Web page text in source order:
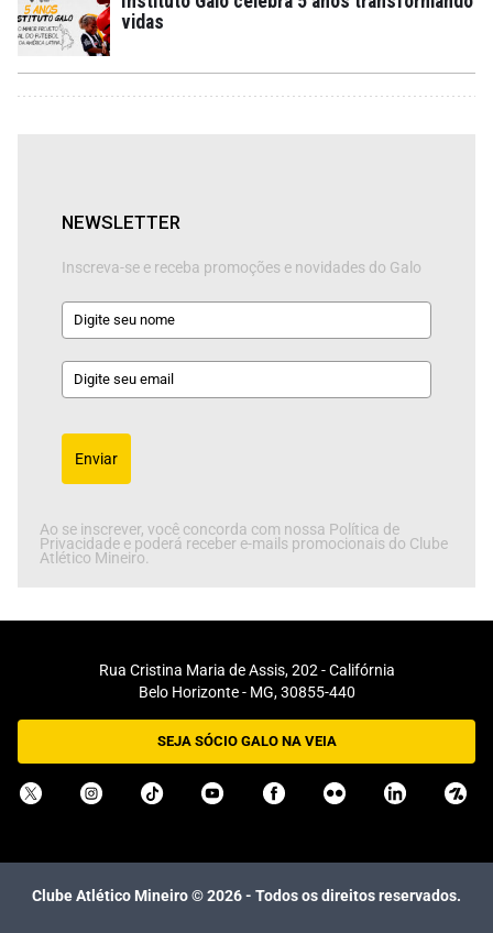
vidas
NEWSLETTER
Inscreva-se e receba promoções e novidades do Galo
Enviar
Ao se inscrever, você concorda com nossa Política de
Privacidade e poderá receber e-mails promocionais do Clube
Atlético Mineiro.
Rua Cristina Maria de Assis, 202 - Califórnia
Belo Horizonte - MG, 30855-440
SEJA SÓCIO GALO NA VEIA
Clube Atlético Mineiro ©2026- Todos os direitos reservados.